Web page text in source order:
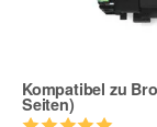
Kompatibel zu
Seiten)